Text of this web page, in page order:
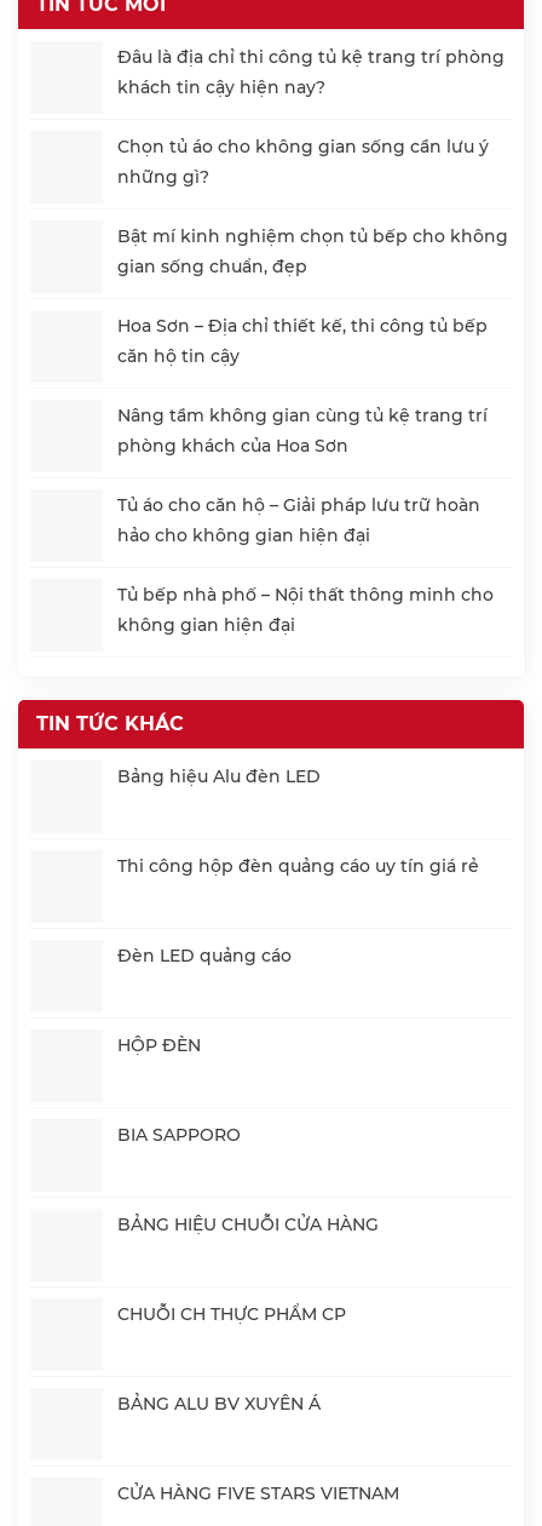
Đâu là địa chỉ thi công tủ kệ trang trí phòng
khách tin cậy hiện nay?
Chọn tủ áo cho không gian sống cần lưu ý
những gì?
Bật mí kinh nghiệm chọn tủ bếp cho không
gian sống chuẩn, đẹp
Hoa Sơn – Địa chỉ thiết kế, thi công tủ bếp
căn hộ tin cậy
Nâng tầm không gian cùng tủ kệ trang trí
phòng khách của Hoa Sơn
Tủ áo cho căn hộ – Giải pháp lưu trữ hoàn
hảo cho không gian hiện đại
Tủ bếp nhà phố – Nội thất thông minh cho
không gian hiện đại
TIN TỨC KHÁC
Bảng hiệu Alu đèn LED
Thi công hộp đèn quảng cáo uy tín giá rẻ
Đèn LED quảng cáo
HỘP ĐÈN
BIA SAPPORO
BẢNG HIỆU CHUỖI CỬA HÀNG
CHUỖI CH THỰC PHẨM CP
BẢNG ALU BV XUYÊN Á
CỬA HÀNG FIVE STARS VIETNAM